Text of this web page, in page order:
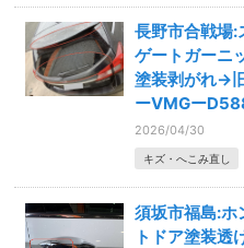
長野市合戦場
ゲートガーニ
塗装剥がれ→
ーVMGー
2026/04/30
キズ・へこみ直し
須坂市福島:
トドア塗装透